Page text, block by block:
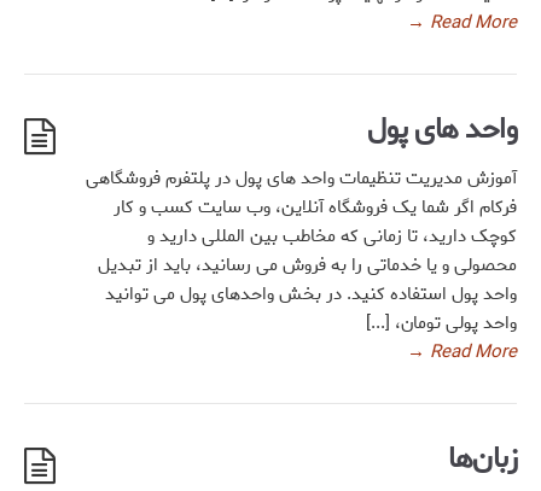
Read More
→
واحد های پول
آموزش مدیریت تنظیمات واحد های پول در پلتفرم فروشگاهی
فرکام اگر شما یک فروشگاه آنلاین، وب سایت کسب و کار
کوچک دارید، تا زمانی که مخاطب بین المللی دارید و
محصولی و یا خدماتی را به فروش می رسانید، باید از تبدیل
واحد پول استفاده کنید. در بخش واحدهای پول می توانید
واحد پولی تومان، [...]
Read More
→
زبان‌ها